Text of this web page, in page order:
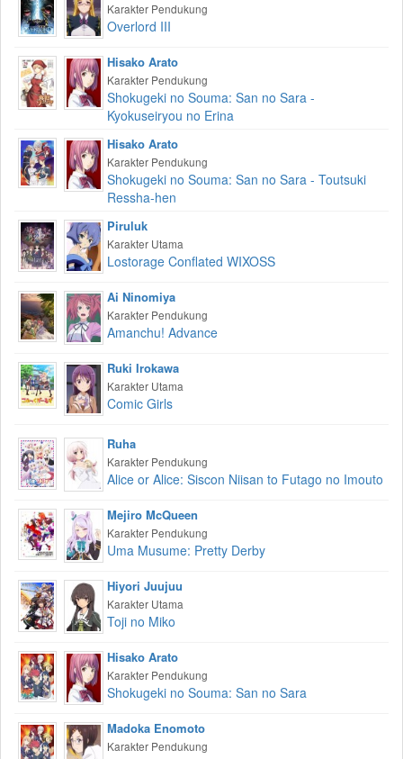
Karakter Pendukung
Overlord III
Hisako Arato
Karakter Pendukung
Shokugeki no Souma: San no Sara -
Kyokuseiryou no Erina
Hisako Arato
Karakter Pendukung
Shokugeki no Souma: San no Sara - Toutsuki
Ressha-hen
Piruluk
Karakter Utama
Lostorage Conflated WIXOSS
Ai Ninomiya
Karakter Pendukung
Amanchu! Advance
Ruki Irokawa
Karakter Utama
Comic Girls
Ruha
Karakter Pendukung
Alice or Alice: Siscon Niisan to Futago no Imouto
Mejiro McQueen
Karakter Pendukung
Uma Musume: Pretty Derby
Hiyori Juujuu
Karakter Utama
Toji no Miko
Hisako Arato
Karakter Pendukung
Shokugeki no Souma: San no Sara
Madoka Enomoto
Karakter Pendukung